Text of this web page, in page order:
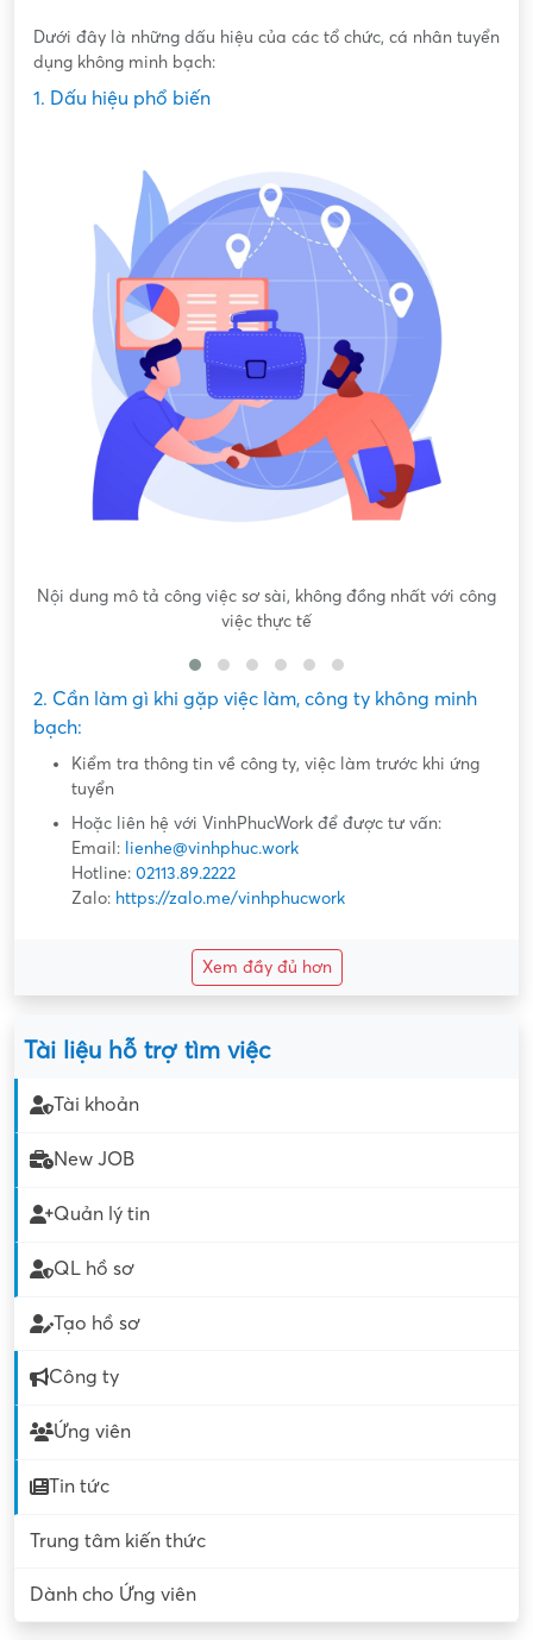
Dưới đây là những dấu hiệu của các tổ chức, cá nhân tuyển
dụng không minh bạch:
1. Dấu hiệu phổ biến
Nội dung mô tả công việc sơ sài, không đồng nhất với công
việc thực tế
2. Cần làm gì khi gặp việc làm, công ty không minh
bạch:
Kiểm tra thông tin về công ty, việc làm trước khi ứng
tuyển
Hoặc liên hệ với VinhPhucWork để được tư vấn:
Email: lienhe@vinhphuc.work
Hotline: 02113.89.2222
Zalo: https://zalo.me/vinhphucwork
Xem đầy đủ hơn
Tài liệu hỗ trợ tìm việc
Tài khoản
New JOB
Quản lý tin
QL hồ sơ
Tạo hồ sơ
Công ty
Ứng viên
Tin tức
Trung tâm kiến thức
Dành cho Ứng viên